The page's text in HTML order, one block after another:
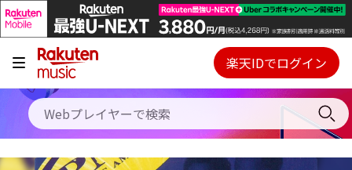
キャンペーン
料金プラン
使い方
Webプレイヤー
ご契約内容の確認・変更
楽天IDでログイン